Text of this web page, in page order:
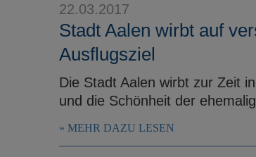
22.03.2017
Stadt Aalen wirbt auf
Ausflugsziel
Die Stadt Aalen wirbt zur Zeit
und die Schönheit der
MEHR DAZU LESEN